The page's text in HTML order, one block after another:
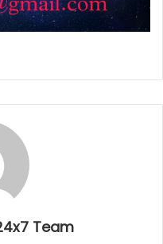
Team